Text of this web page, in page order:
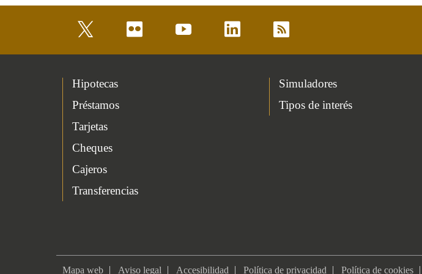
youtube
Hipotecas
Préstamos
Tarjetas
Cheques
Cajeros
Transferencias
Simuladores
Tipos de interés
Mapa web Aviso legal Accesibilidad Política de privacidad Política de cookies